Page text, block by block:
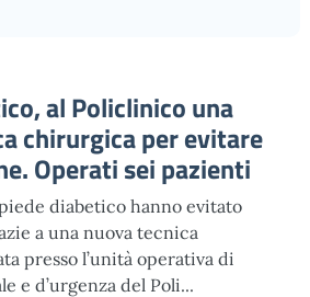
al Policlinico una
chirurgica per evitare
Operati sei pazienti
diabetico hanno evitato
a una nuova tecnica
presso l’unità operativa di
e d’urgenza del Poli...